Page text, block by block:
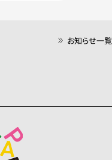
お知らせ一覧